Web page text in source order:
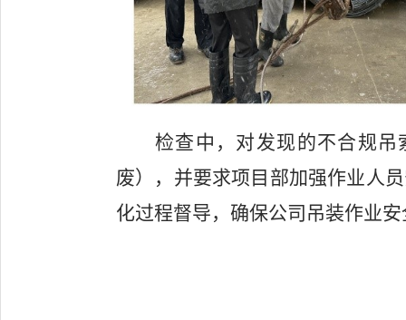
检查中，对发现的不合规
废），并要求项目部加强作业人
化过程督导，确保公司吊装作业